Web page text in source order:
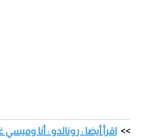
اقرأ أيضا : رونالدو : أنا وميسي